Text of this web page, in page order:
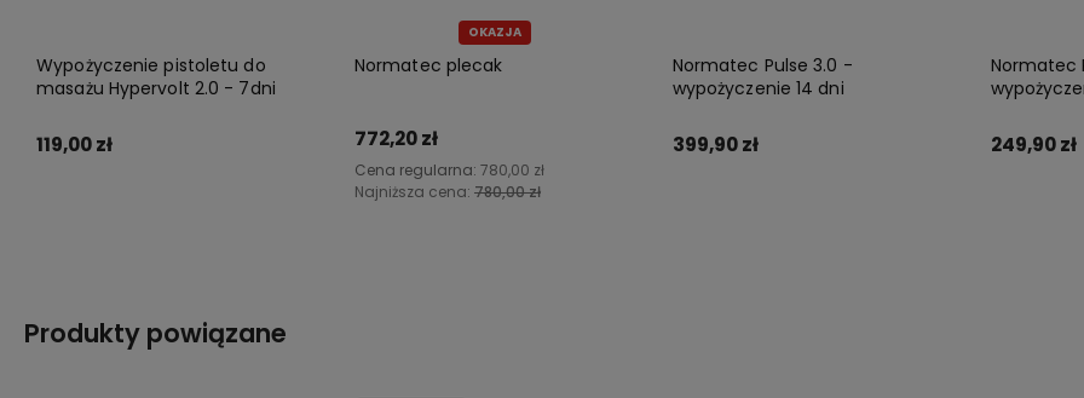
Wypożyczenie pistoletu do
masażu Hypervolt 2.0 - 7dni
119,00 zł
OKAZJA
Normatec plecak
772,20 zł
Cena regularna: 780,00 zł
Najniższa cena: 780,00 zł
Normatec Pulse 3.0 -
wypożyczenie 14 dni
399,90 zł
Normatec
249,90 zł
Produkty powiązane